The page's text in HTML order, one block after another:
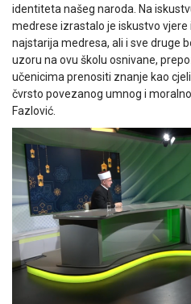
identiteta našeg naroda. Na
medrese izrastalo je iskustvo vjere
najstarija medresa, ali i sve druge
uzoru na ovu školu osnivane,
učenicima prenositi znanje kao
čvrsto povezanog umnog i
Fazlović.